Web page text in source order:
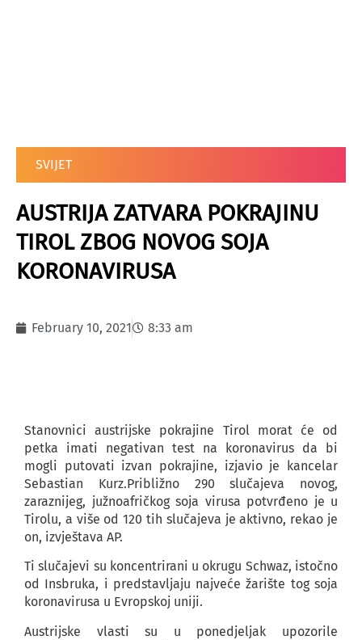
SVIJET
AUSTRIJA ZATVARA POKRAJINU
TIROL ZBOG NOVOG SOJA
KORONAVIRUSA
February 10, 2021 8:33 am
Stanovnici austrijske pokrajine Tirol morat će od
petka imati negativan test na koronavirus da bi
mogli putovati izvan pokrajine, izjavio je kancelar
Sebastian Kurz.Približno 290 slučajeva novog,
zaraznijeg, južnoafričkog soja virusa potvrđeno je u
Tirolu, a više od 120 tih slučajeva je aktivno, rekao je
on, izvještava AP.
Ti slučajevi su koncentrirani u okrugu Schwaz, istočno
od Insbruka, i predstavljaju najveće žarište tog soja
koronavirusa u Evropskoj uniji.
Austrijske vlasti su u ponedjeljak upozorile